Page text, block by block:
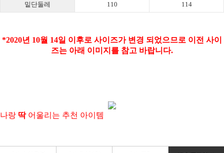
밑단둘레 110 114
*2020년 10월 14일 이후로 사이즈가 변경 되었으므로 이전 사이
즈는 아래 이미지를 참고 바랍니다.
나랑 딱어울리는 추천 아이템